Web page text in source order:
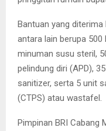
Bantuan yang diterima
antara lain berupa 500
minuman susu steril,
pelindung diri (APD),
sanitizer, serta 5 unit
(CTPS) atau wastafel.
Pimpinan BRI Cabang